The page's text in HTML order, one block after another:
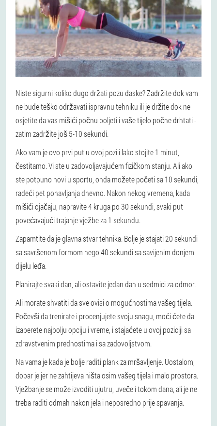
Niste sigurni koliko dugo držati pozu daske? Zadržite dok vam
ne bude teško održavati ispravnu tehniku ili je držite dok ne
osjetite da vas mišići počnu boljeti i vaše tijelo počne drhtati -
zatim zadržite još 5-10 sekundi.
Ako vam je ovo prvi put u ovoj pozi i lako stojite 1 minut,
čestitamo. Vi ste u zadovoljavajućem fizičkom stanju. Ali ako
ste potpuno novi u sportu, onda možete početi sa 10 sekundi,
radeći pet ponavljanja dnevno. Nakon nekog vremena, kada
mišići ojačaju, napravite 4 kruga po 30 sekundi, svaki put
povećavajući trajanje vježbe za 1 sekundu.
Zapamtite da je glavna stvar tehnika. Bolje je stajati 20 sekundi
sa savršenom formom nego 40 sekundi sa savijenim donjem
dijelu leđa.
Planirajte svaki dan, ali ostavite jedan dan u sedmici za odmor.
Ali morate shvatiti da sve ovisi o mogućnostima vašeg tijela.
Počevši da trenirate i procenjujete svoju snagu, moći ćete da
izaberete najbolju opciju i vreme, i stajaćete u ovoj poziciji sa
zdravstvenim prednostima i sa zadovoljstvom.
Na vama je kada je bolje raditi plank za mršavljenje. Uostalom,
dobar je jer ne zahtijeva ništa osim vašeg tijela i malo prostora.
Vježbanje se može izvoditi ujutru, uveče i tokom dana, ali je ne
treba raditi odmah nakon jela i neposredno prije spavanja.